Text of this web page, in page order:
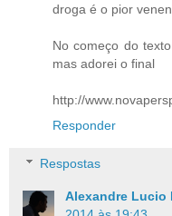
droga é o pior
No começo do
mas adorei o final
http://
Responder
Respostas
Alexandre Lucio